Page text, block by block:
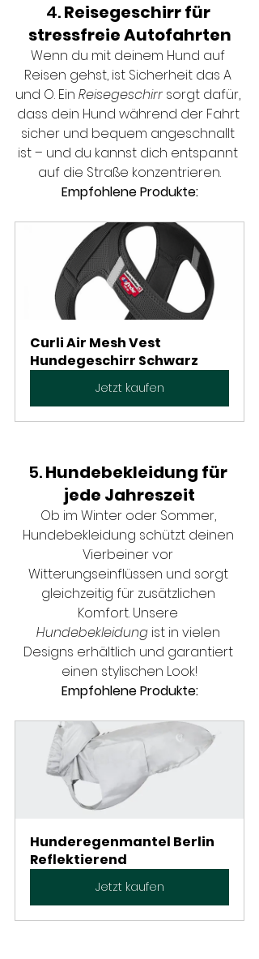
4. Reisegeschirr für
stressfreie Autofahrten
Wenn du mit deinem Hund auf
Reisen gehst, ist Sicherheit das A
und O. Ein Reisegeschirr sorgt dafür,
dass dein Hund während der Fahrt
sicher und bequem angeschnallt
ist – und du kannst dich entspannt
auf die Straße konzentrieren.
Empfohlene Produkte:
Curli Air Mesh Vest
Hundegeschirr Schwarz
Jetzt kaufen
5. Hundebekleidung für
jede Jahreszeit
Ob im Winter oder Sommer,
Hundebekleidung schützt deinen
Vierbeiner vor
Witterungseinflüssen und sorgt
gleichzeitig für zusätzlichen
Komfort. Unsere
Hundebekleidung ist in vielen
Designs erhältlich und garantiert
einen stylischen Look!
Empfohlene Produkte:
Hunderegenmantel Berlin
Reflektierend
Jetzt kaufen